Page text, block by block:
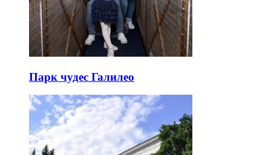
Парк чудес Галилео